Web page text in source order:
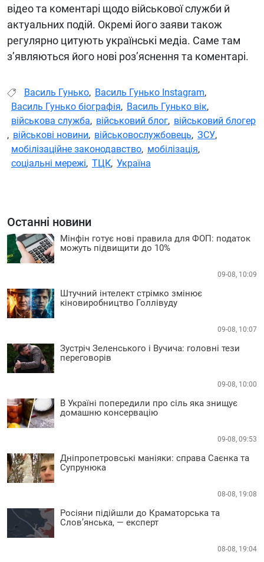
відео та коментарі щодо військової служби й
актуальних подій. Окремі його заяви також
регулярно цитують українські медіа. Саме там
з’являються його нові роз’яснення та коментарі.
Василь Гунько, Василь Гунько Instagram,
Василь Гунько біографія, Василь Гунько вік,
військова служба, військовий блог, військовий блогер
, військові новини, військовослужбовець, ЗСУ,
мобілізаційне законодавство, мобілізація,
соціальні мережі, ТЦК, Україна
Останні новини
Мінфін готує нові правила для ФОП: податок
можуть підвищити до 10%
09-08, 10:09
Штучний інтелект стрімко змінює
кіновиробництво Голлівуду
09-08, 10:07
Зустріч Зеленського і Вучича: головні тези
переговорів
09-08, 10:00
В Україні попередили про сіль яка знищує
домашню консервацію
09-08, 09:53
Дніпропетровські маніяки: справа Саєнка та
Супрунюка
08-08, 19:08
Росіяни підійшли до Краматорська та
Слов’янська, — експерт
08-08, 19:04